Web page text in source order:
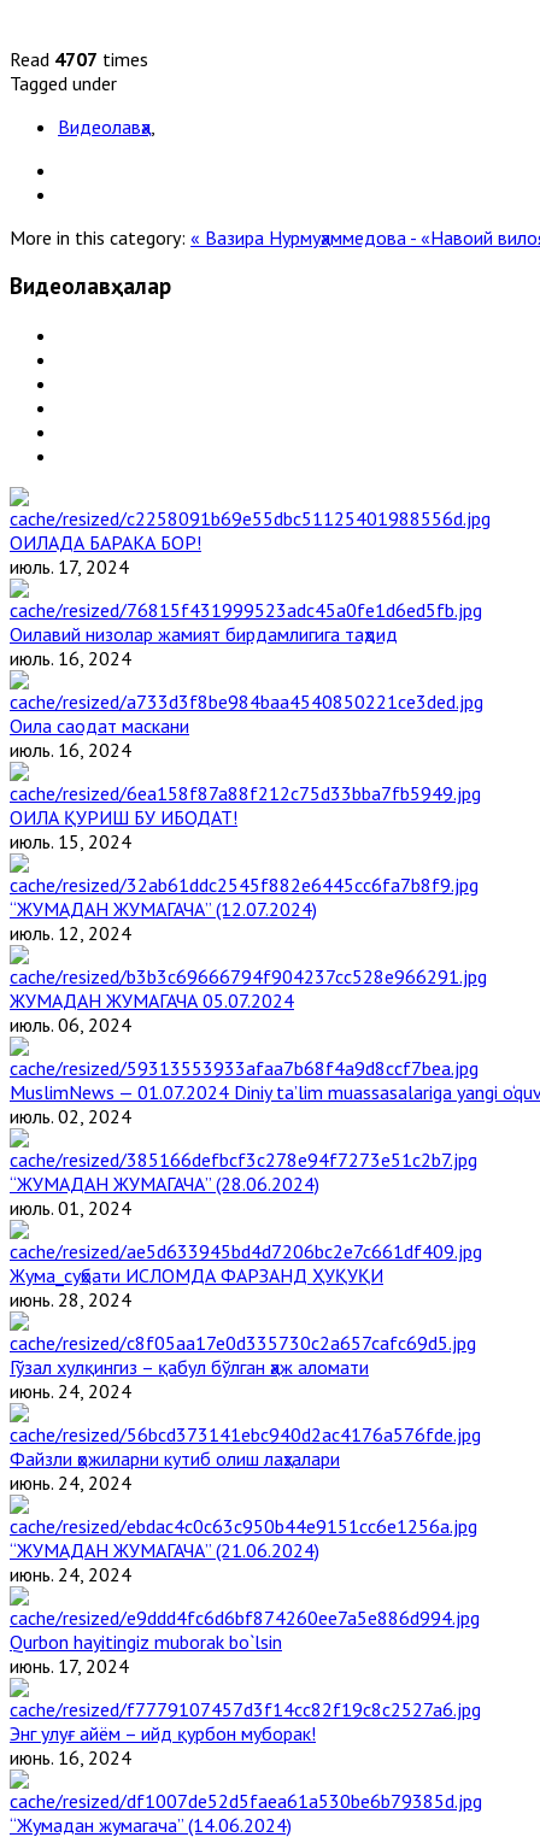
Read 4707 times
Tagged under
Видеолавҳа
More in this category: « Вазира Нурмуҳаммедова - «Навоий
Видеолавҳалар
ОИЛАДА БАРАКА БОР!
июль. 17, 2024
Оилавий низолар жамият бирдамлигига таҳдид
июль. 16, 2024
Оила саодат маскани
июль. 16, 2024
ОИЛА ҚУРИШ БУ ИБОДАТ!
июль. 15, 2024
“ЖУМАДАН ЖУМАГАЧА” (12.07.2024)
июль. 12, 2024
ЖУМАДАН ЖУМАГАЧА 05.07.2024
июль. 06, 2024
MuslimNews — 01.07.2024 Diniy ta’lim muassasalariga yangi
июль. 02, 2024
“ЖУМАДАН ЖУМАГАЧА” (28.06.2024)
июль. 01, 2024
Жума_суҳбати ИСЛОМДА ФАРЗАНД ҲУҚУҚИ
июнь. 28, 2024
Гўзал хулқингиз – қабул бўлган ҳаж аломати
июнь. 24, 2024
Файзли ҳожиларни кутиб олиш лаҳзалари
июнь. 24, 2024
“ЖУМАДАН ЖУМАГАЧА” (21.06.2024)
июнь. 24, 2024
Qurbon hayitingiz muborak bo`lsin
июнь. 17, 2024
Энг улуғ айём – ийд қурбон муборак!
июнь. 16, 2024
“Жумадан жумагача” (14.06.2024)